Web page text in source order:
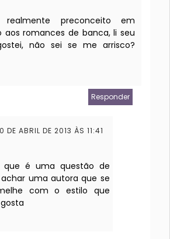
realmente preconceito em
aos romances de banca, li seu
não sei se me arrisco?
Responder
DE ABRIL DE 2013 ÀS 11:41
que é uma questão de
uma autora que se
com o estilo que